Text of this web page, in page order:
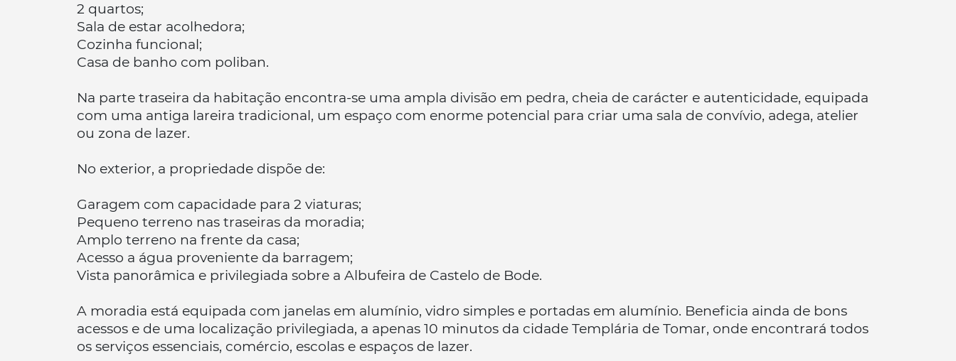
2 quartos;
Sala de estar acolhedora;
Cozinha funcional;
Casa de banho com poliban.
Na parte traseira da habitação encontra-se uma ampla divisão em pedra, cheia de carácter e autenticidade, equipada
com uma antiga lareira tradicional, um espaço com enorme potencial para criar uma sala de convívio, adega, atelier
ou zona de lazer.
No exterior, a propriedade dispõe de:
Garagem com capacidade para 2 viaturas;
Pequeno terreno nas traseiras da moradia;
Amplo terreno na frente da casa;
Acesso a água proveniente da barragem;
Vista panorâmica e privilegiada sobre a Albufeira de Castelo de Bode.
A moradia está equipada com janelas em alumínio, vidro simples e portadas em alumínio. Beneficia ainda de bons
acessos e de uma localização privilegiada, a apenas 10 minutos da cidade Templária de Tomar, onde encontrará todos
os serviços essenciais, comércio, escolas e espaços de lazer.